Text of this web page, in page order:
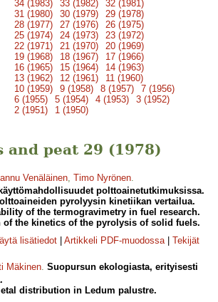
34 (1983)
33 (1982)
32 (1981)
31 (1980)
30 (1979)
29 (1978)
28 (1977)
27 (1976)
26 (1975)
25 (1974)
24 (1973)
23 (1972)
22 (1971)
21 (1970)
20 (1969)
19 (1968)
18 (1967)
17 (1966)
16 (1965)
15 (1964)
14 (1963)
13 (1962)
12 (1961)
11 (1960)
10 (1959)
9 (1958) 8 (1957)
7 (1956)
6 (1955)
5 (1954) 4 (1953)
3 (1952)
2 (1951)
1 (1950)
and peat 29 (1978)
Venäläinen, Timo Nyrönen.
polttoainetutkimuksissa.
pyrolyysin kinetiikan vertailua.
of the termogravimetry in fuel research.
of the kinetics of the pyrolysis of solid fuels.
lisätiedot Artikkeli PDF-muodossa| Tekijät
Mäkinen. Suopursun ekologiasta, erityisesti
distribution in Ledum palustre.